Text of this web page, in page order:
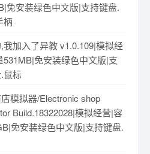
免安装绿色中文版|支持键盘.
柄
我加入了异教 v1.0.109|模拟经
531MB|免安装绿色中文版|支
鼠标
模拟器/Electronic shop
Build.18322028|模拟经营|容
免安装绿色中文版|支持键盘.